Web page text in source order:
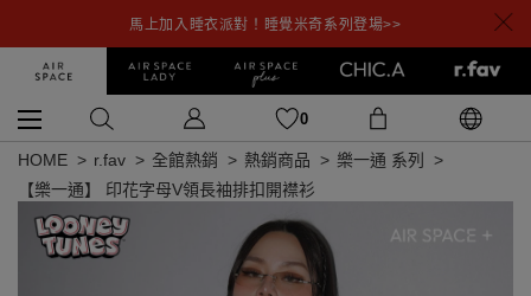
馬上加入睡衣派對！睡覺米奇系列登場>>
0
HOME r.fav 全館熱銷 熱銷商品
樂一通 系列
【樂一通】 印花字母V領長袖排扣開襟衫